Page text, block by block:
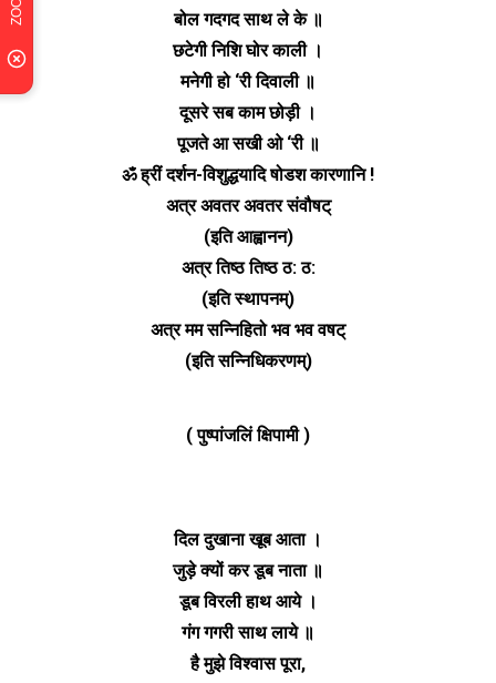
बोल गदगद साथ ले के ॥
छटेगी निशि घोर काली ।
मनेगी हो ‘री दिवाली ॥
दूसरे सब काम छोड़ी ।
पूजते आ सखी ओ ‘री ॥
ॐ ह्रीं दर्शन-विशुद्धयादि षोडश कारणानि !
अत्र अवतर अवतर संवौषट्
(इति आह्वानन)
अत्र तिष्ठ तिष्ठ ठ: ठ:
(इति स्थापनम्)
अत्र मम सन्निहितो भव भव वषट्
(इति सन्निधिकरणम्)
( पुष्पांजलिं क्षिपामी )
दिल दुखाना खूब आता ।
जुड़े क्यों कर डूब नाता ॥
डूब विरली हाथ आये ।
गंग गगरी साथ लाये ॥
है मुझे विश्वास पूरा,